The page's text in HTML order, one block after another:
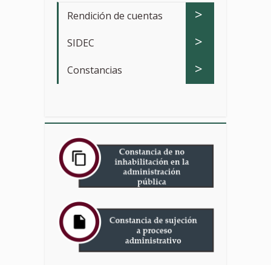
Rendición de cuentas >
SIDEC >
Constancias >